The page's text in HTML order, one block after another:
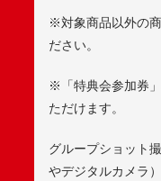
※対象商品以外の
ださい。
※「特典会参加券
ただけます。
グループショット
やデジタルカメラ